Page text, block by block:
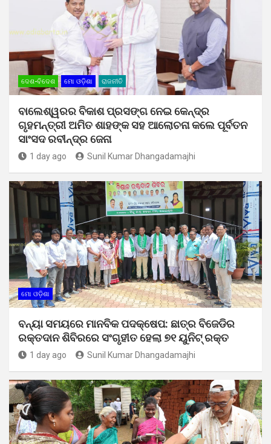
ଦେଶ-ବିଦେଶ ମୋ ଓଡ଼ିଶା ରାଜନୀତି
ବାଲେଶ୍ୱରର ବିକାଶ ପ୍ରସଙ୍ଗ ନେଇ କେନ୍ଦ୍ର
ଗୃହମନ୍ତ୍ରୀ ଅମିତ ଶାହଙ୍କ ସହ ଆଲୋଚନା କଲେ ପୂର୍ବତନ
ସାଂସଦ ରବୀନ୍ଦ୍ର ଜେନା
1 day ago Sunil Kumar Dhangadamajhi
ମୋ ଓଡ଼ିଶା
ବନ୍ୟା ସମୟରେ ମାନବିକ ପଦକ୍ଷେପ: ଛାତ୍ର ବିଜେଡିର
ରକ୍ତଦାନ ଶିବିରରେ ସଂଗୃହୀତ ହେଲା ୭୧ ୟୁନିଟ୍ ରକ୍ତ
1 day ago Sunil Kumar Dhangadamajhi